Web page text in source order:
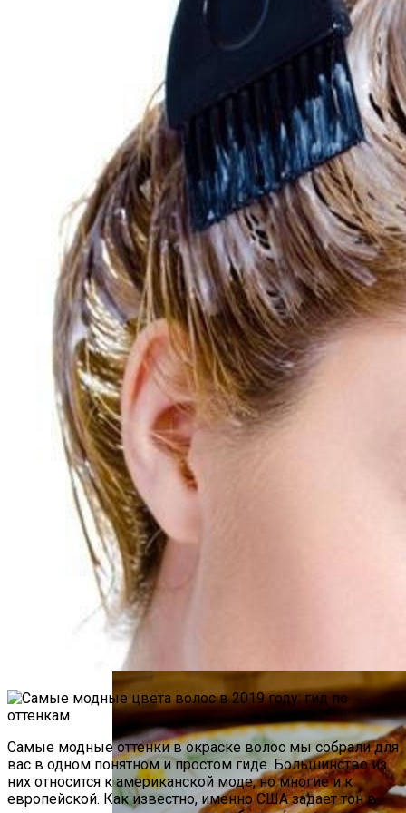
Почему Нельзя Повторно Кипятить
Воду Для Приготовления Чая Или Кофе
Как Повторно Использовать Воду
После Варки Риса
Почему Нельзя Вырывать Седые
Волосы И Как Замаскировать Седину
Без Окрашивания
Психологи Назвали 9 Признаков Того,
Что Вы Никогда Не Разбогатеете
Мясной Рулет С Соевым Соусом И
Кунжутом
Необычная Пицца Из Слоеного Теста
Самые модные оттенки в окраске волос мы собрали для
вас в одном понятном и простом гиде. Большинство из
них относится к американской моде, но многие и к
европейской. Как известно, именно США задает тон в